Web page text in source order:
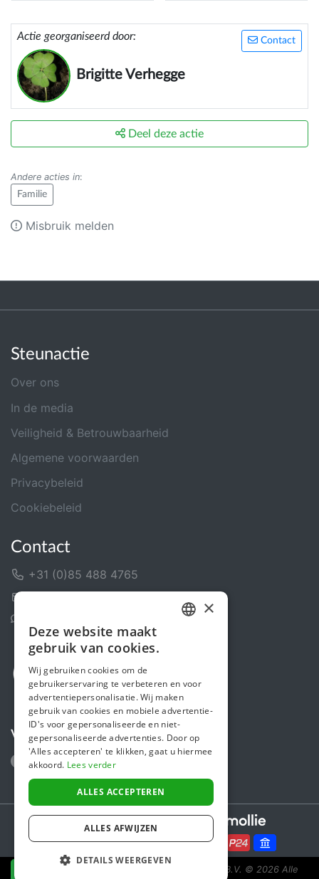
Contact
Actie georganiseerd door:
Brigitte Verhegge
Deel deze actie
Andere acties in:
Familie
Misbruik melden
Steunactie
Over ons
In de media
Veiligheid & Betrouwbaarheid
Algemene voorwaarden
Privacybeleid
Cookiebeleid
Contact
+31 (0)85 488 4765
Volg ons
Secure payments powered by
Steunactie is een initiatief van Sponsor Europe B.V. © 2026 Alle
ENGLISH
×
Deze website maakt
gebruik van cookies.
Wij gebruiken cookies om de
gebruikerservaring te verbeteren en voor
advertentiepersonalisatie. Wij maken
gebruik van cookies en mobiele advertentie-
ID's voor gepersonaliseerde en niet-
gepersonaliseerde advertenties. Door op
'Alles accepteren' te klikken, gaat u hiermee
akkoord. Lees verder
ALLES ACCEPTEREN
ALLES AFWIJZEN
DETAILS WEERGEVEN